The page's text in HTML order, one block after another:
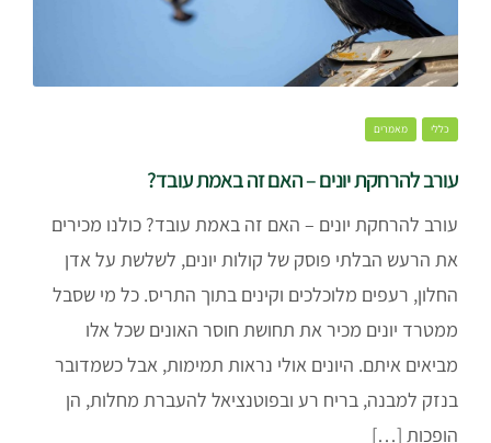
כללי מאמרים
עורב להרחקת יונים – האם זה באמת עובד?
עורב להרחקת יונים – האם זה באמת עובד? כולנו מכירים
את הרעש הבלתי פוסק של קולות יונים, לשלשת על אדן
החלון, רעפים מלוכלכים וקינים בתוך התריס. כל מי שסבל
ממטרד יונים מכיר את תחושת חוסר האונים שכל אלו
מביאים איתם. היונים אולי נראות תמימות, אבל כשמדובר
בנזק למבנה, בריח רע ובפוטנציאל להעברת מחלות, הן
הופכות […]